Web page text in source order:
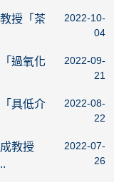
授「茶
2022-10-
04
過氧化
2022-09-
21
具低介
2022-08-
22
教授
2022-07-
26